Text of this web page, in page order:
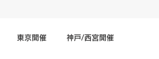
東京開催 神戸/西宮開催